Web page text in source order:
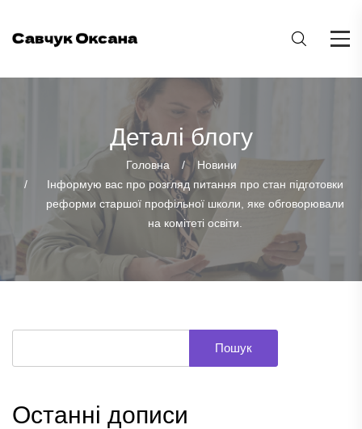
Деталі блогу
Головна
Новини
Інформую вас про розгляд питання про стан підготовки
реформи старшої профільної школи, яке обговорювали
на комітеті освіти.
Пошук
Останні дописи